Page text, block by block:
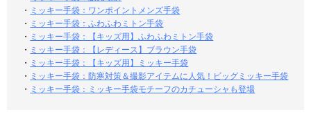
・ ミッキー手袋：ワンポイントメンズ手袋
・ ミッキー手袋：ふわふわミトン手袋
・ ミッキー手袋：【キッズ用】ふわふわミトン手袋
・ ミッキー手袋：【レディース】ブラウン手袋
・ ミッキー手袋：【キッズ用】ミッキー手袋
・ ミッキー手袋：防寒対策＆撮影アイテムに人気！ビッグミッキー手袋
・ ミッキー手袋：ミッキー手袋モチーフのカチューシャも登場